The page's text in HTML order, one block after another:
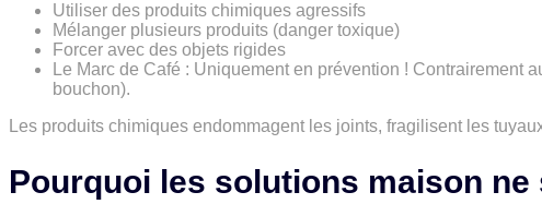
Utiliser des produits chimiques agressifs
Mélanger plusieurs produits (danger toxique)
Forcer avec des objets rigides
Le Marc de Café : Uniquement en prévention ! Contrairement
bouchon).
Les produits chimiques endommagent les joints, fragilisent les
Pourquoi les solutions maison